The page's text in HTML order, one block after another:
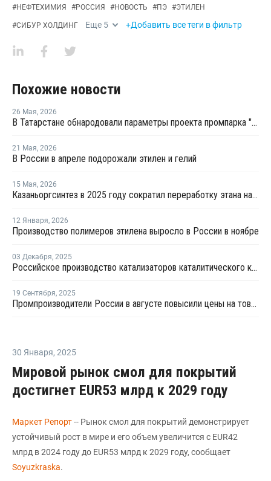
#НЕФТЕХИМИЯ #РОССИЯ #НОВОСТЬ #ПЭ #ЭТИЛЕН
#СИБУР ХОЛДИНГ Еще 5 +Добавить все теги в фильтр
Похожие новости
26 Мая, 2026
В Татарстане обнародовали параметры проекта промпарка "Этилен-600"
21 Мая, 2026
В России в апреле подорожали этилен и гелий
15 Мая, 2026
Казаньоргсинтез в 2025 году сократил переработку этана на 5%, сжиженного газа – на 24%
12 Января, 2026
Производство полимеров этилена выросло в России в ноябре
03 Декабря, 2025
Российское производство катализаторов каталитического крекинга достигло 12 тыс. тонн в год
19 Сентября, 2025
Промпроизводители России в августе повысили цены на товары на 1,1%
30 Января, 2025
Мировой рынок смол для покрытий
достигнет EUR53 млрд к 2029 году
Маркет Репорт-- Рынок смол для покрытий демонстрирует
устойчивый рост в мире и его объем увеличится с EUR42
млрд в 2024 году до EUR53 млрд к 2029 году, сообщает
Soyuzkraska.